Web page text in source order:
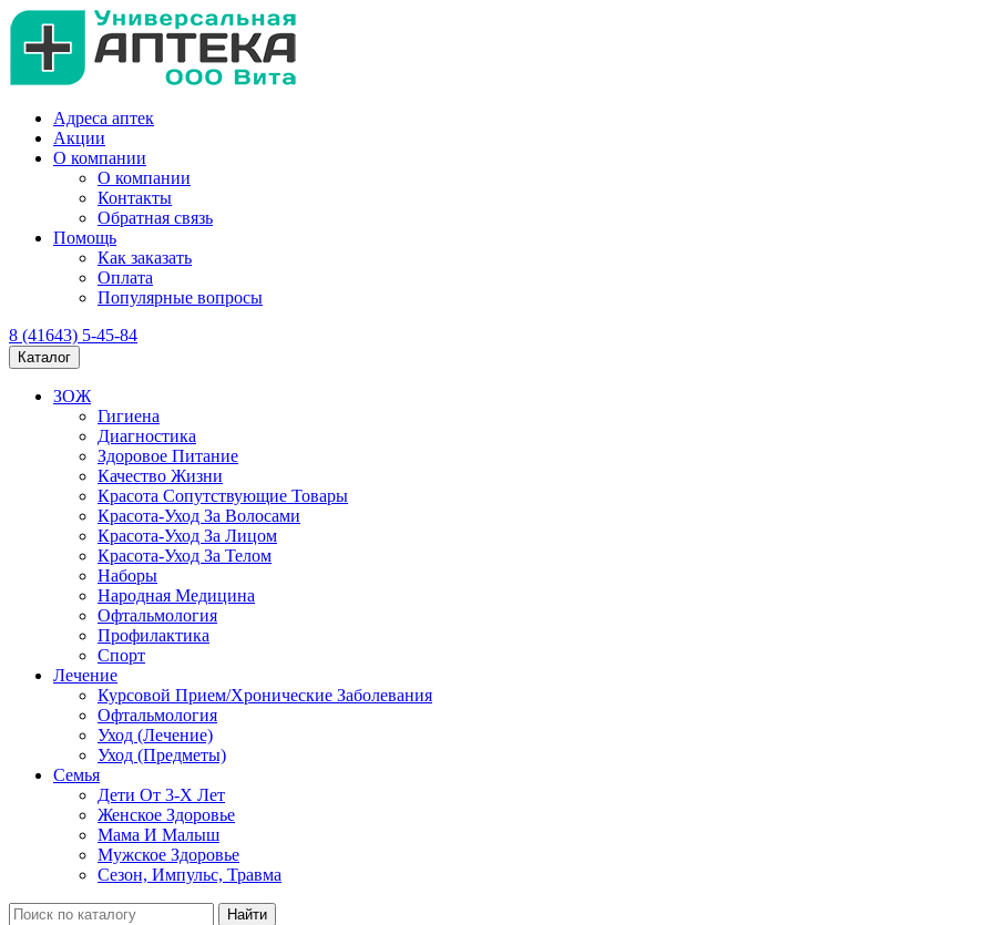
Адреса аптек
Акции
О компании
О компании
Контакты
Обратная связь
Помощь
Как заказать
Оплата
Популярные вопросы
8 (41643) 5-45-84
Каталог
ЗОЖ
Гигиена
Диагностика
Здоровое Питание
Качество Жизни
Красота Сопутствующие Товары
Красота-Уход За Волосами
Красота-Уход За Лицом
Красота-Уход За Телом
Наборы
Народная Медицина
Офтальмология
Профилактика
Спорт
Лечение
Курсовой Прием/Хронические Заболевания
Офтальмология
Уход (Лечение)
Уход (Предметы)
Семья
Дети От 3-Х Лет
Женское Здоровье
Мама И Малыш
Мужское Здоровье
Сезон, Импульс, Травма
Найти